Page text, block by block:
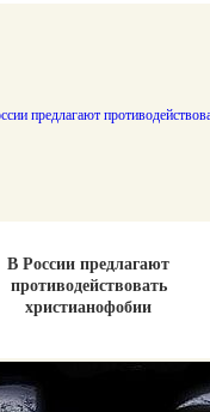
В России предлагают
противодействовать
христианофобии